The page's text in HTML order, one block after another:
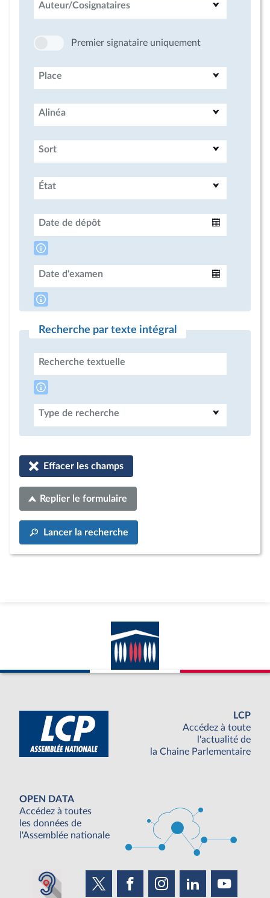
Auteur/Cosignataires
Premier signataire uniquement
Place
Alinéa
Sort
État
Date de dépôt
Date d'examen
Recherche par texte intégral
Recherche textuelle
Type de recherche
Effacer les champs
Replier le formulaire
Lancer la recherche
LCP
Accédez à toute
l'actualité de
la Chaine Parlementaire
OPEN DATA
Accédez à toutes
les données de
l'Assemblée nationale